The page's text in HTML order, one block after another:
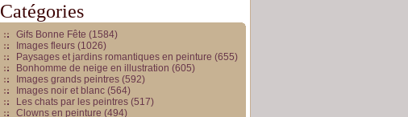
Catégories
Gifs Bonne Fête (1584)
Images fleurs (1026)
Paysages et jardins romantiques en peinture (655)
Bonhomme de neige en illustration (605)
Images grands peintres (592)
Images noir et blanc (564)
Les chats par les peintres (517)
Clowns en peinture (494)